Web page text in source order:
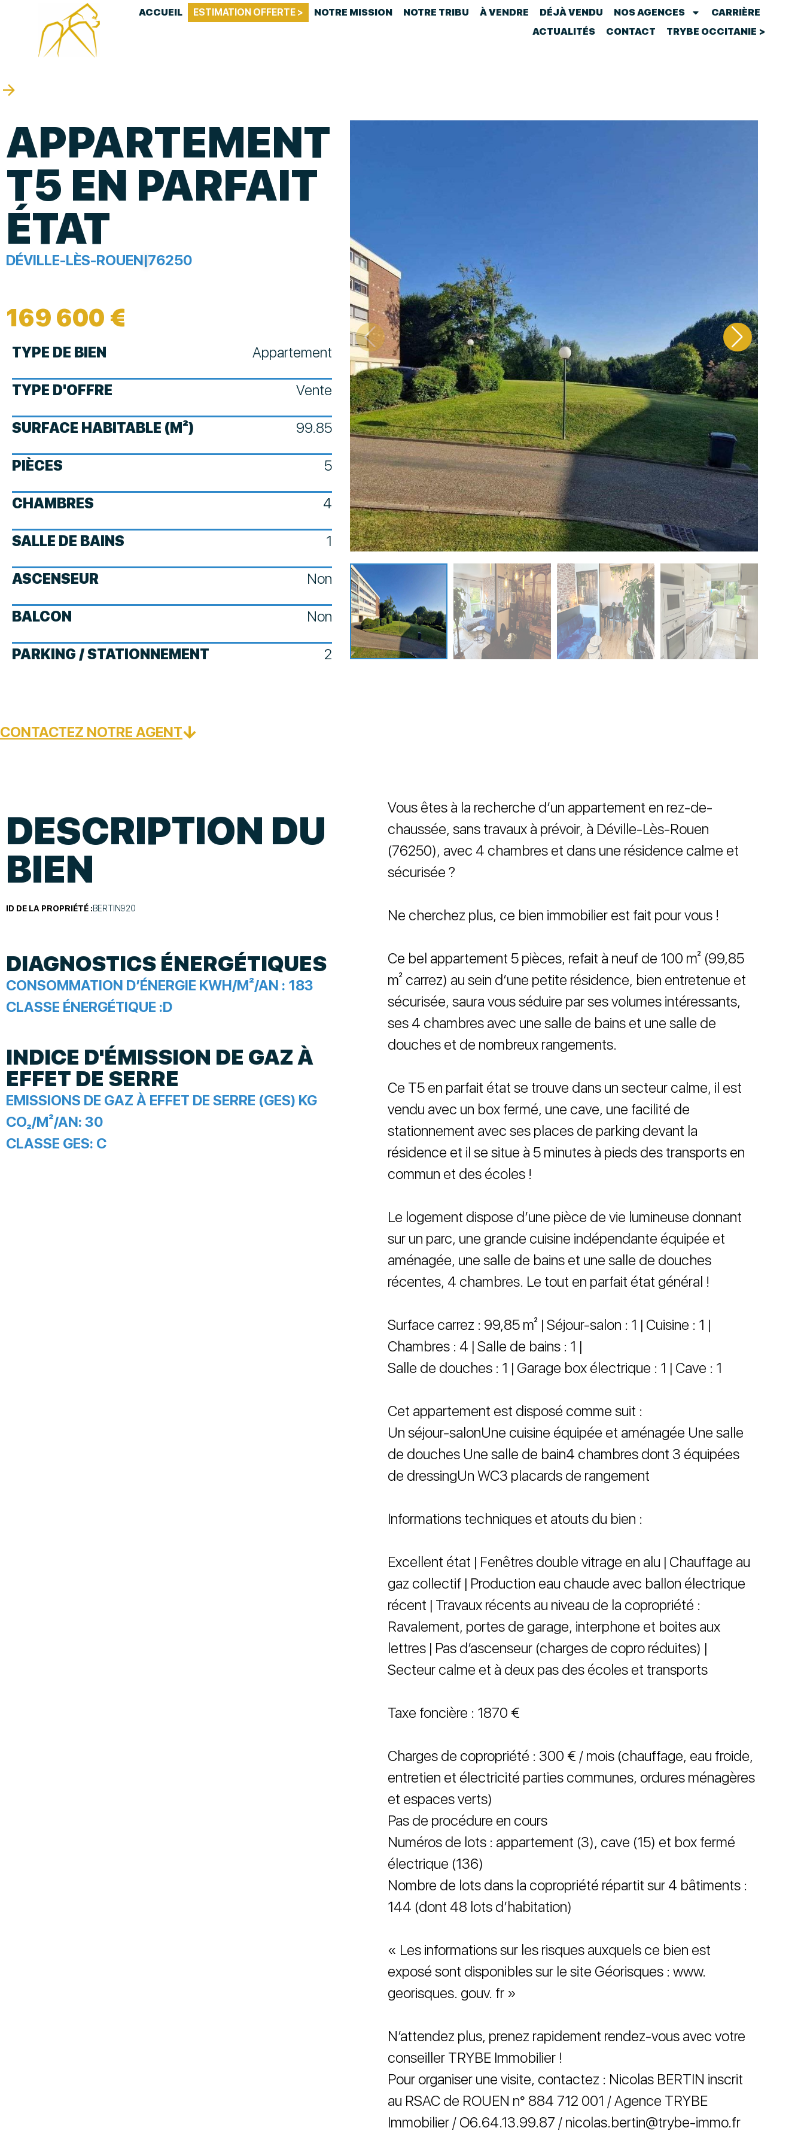
ACCUEIL ESTIMATION OFFERTE > NOTRE MISSION NOTRE TRIBU À VENDRE DÉJÀ VENDU NOS AGENCES
CARRIÈRE
ACTUALITÉS
CONTACT TRYBE OCCITANIE >
APPARTEMENT
T5 EN PARFAIT
ÉTAT
DÉVILLE-LÈS-ROUEN|76250
169 600 €
TYPE DE BIEN Appartement
TYPE D'OFFRE Vente
SURFACE HABITABLE (M²) 99.85
PIÈCES 5
CHAMBRES 4
SALLE DE BAINS 1
ASCENSEUR Non
BALCON Non
PARKING / STATIONNEMENT 2
CONTACTEZ NOTRE AGENT
DESCRIPTION DU
BIEN
ID DE LA PROPRIÉTÉ :BERTIN920
DIAGNOSTICS ÉNERGÉTIQUES
CONSOMMATION D’ÉNERGIE KWH/M²/AN : 183
CLASSE ÉNERGÉTIQUE :D
INDICE D'ÉMISSION DE GAZ À
EFFET DE SERRE
EMISSIONS DE GAZ À EFFET DE SERRE (GES) KG
CO₂/M²/AN: 30
CLASSE GES: C
Vous êtes à la recherche d’un appartement en rez-de-
chaussée, sans travaux à prévoir, à Déville-Lès-Rouen
(76250), avec 4 chambres et dans une résidence calme et
sécurisée ?
Ne cherchez plus, ce bien immobilier est fait pour vous !
Ce bel appartement 5 pièces, refait à neuf de 100 m² (99,85
m² carrez) au sein d’une petite résidence, bien entretenue et
sécurisée, saura vous séduire par ses volumes intéressants,
ses 4 chambres avec une salle de bains et une salle de
douches et de nombreux rangements.
Ce T5 en parfait état se trouve dans un secteur calme, il est
vendu avec un box fermé, une cave, une facilité de
stationnement avec ses places de parking devant la
résidence et il se situe à 5 minutes à pieds des transports en
commun et des écoles !
Le logement dispose d’une pièce de vie lumineuse donnant
sur un parc, une grande cuisine indépendante équipée et
aménagée, une salle de bains et une salle de douches
récentes, 4 chambres. Le tout en parfait état général !
Surface carrez : 99,85 m² | Séjour-salon : 1 | Cuisine : 1 |
Chambres : 4 | Salle de bains : 1 |
Salle de douches : 1 | Garage box électrique : 1 | Cave : 1
Cet appartement est disposé comme suit :
Un séjour-salonUne cuisine équipée et aménagée Une salle
de douches Une salle de bain4 chambres dont 3 équipées
de dressingUn WC3 placards de rangement
Informations techniques et atouts du bien :
Excellent état | Fenêtres double vitrage en alu | Chauffage au
gaz collectif | Production eau chaude avec ballon électrique
récent | Travaux récents au niveau de la copropriété :
Ravalement, portes de garage, interphone et boites aux
lettres | Pas d’ascenseur (charges de copro réduites) |
Secteur calme et à deux pas des écoles et transports
Taxe foncière : 1870 €
Charges de copropriété : 300 € / mois (chauffage, eau froide,
entretien et électricité parties communes, ordures ménagères
et espaces verts)
Pas de procédure en cours
Numéros de lots : appartement (3), cave (15) et box fermé
électrique (136)
Nombre de lots dans la copropriété répartit sur 4 bâtiments :
144 (dont 48 lots d’habitation)
« Les informations sur les risques auxquels ce bien est
exposé sont disponibles sur le site Géorisques : www.
georisques. gouv. fr »
N’attendez plus, prenez rapidement rendez-vous avec votre
conseiller TRYBE Immobilier !
Pour organiser une visite, contactez : Nicolas BERTIN inscrit
au RSAC de ROUEN n° 884 712 001 / Agence TRYBE
Immobilier / O6.64.13.99.87 / nicolas.bertin@trybe-immo.fr